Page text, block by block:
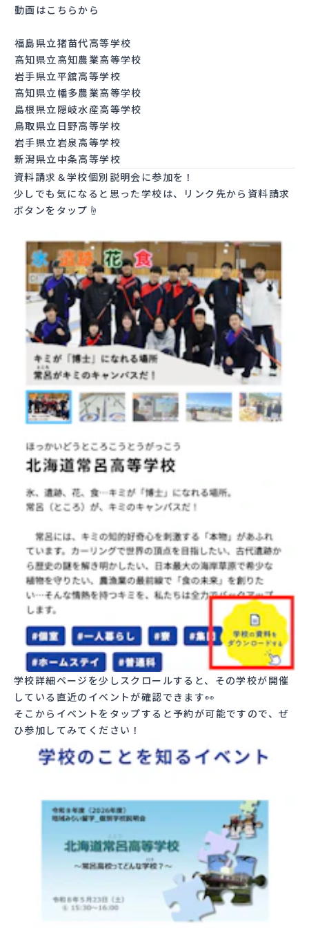
動画はこちらから
福島県立猪苗代高等学校
高知県立高知農業高等学校
岩手県立平舘高等学校
高知県立幡多農業高等学校
島根県立隠岐水産高等学校
鳥取県立日野高等学校
岩手県立岩泉高等学校
新潟県立中条高等学校
資料請求＆学校個別説明会に参加を！
少しでも気になると思った学校は、リンク先から資料請求
ボタンをタップ☝️
学校詳細ページを少しスクロールすると、その学校が開催
している直近のイベントが確認できます👀
そこからイベントをタップすると予約が可能ですので、ぜ
ひ参加してみてください！